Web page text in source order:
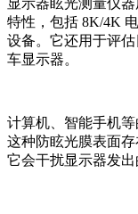
特性，包括 8K/4K
设备。它还用于评
车显示器。
计算机、智能手机
这种防眩光膜表面
它会干扰显示器发出